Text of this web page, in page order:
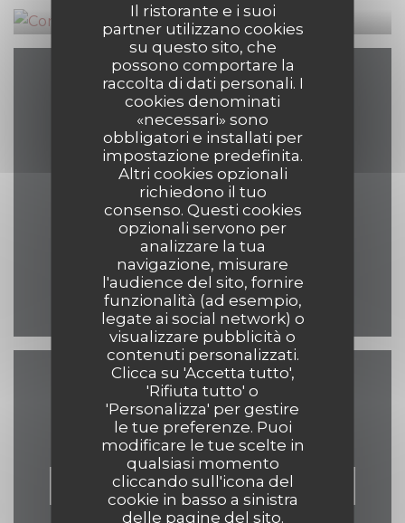
Il ristorante e i suoi
partner utilizzano cookies
su questo sito, che
possono comportare la
raccolta di dati personali. I
cookies denominati
«necessari» sono
obbligatori e installati per
impostazione predefinita.
Altri cookies opzionali
richiedono il tuo
consenso. Questi cookies
opzionali servono per
analizzare la tua
navigazione, misurare
l'audience del sito, fornire
funzionalità (ad esempio,
legate ai social network) o
visualizzare pubblicità o
contenuti personalizzati.
Clicca su 'Accetta tutto',
'Rifiuta tutto' o
'Personalizza' per gestire
le tue preferenze. Puoi
modificare le tue scelte in
qualsiasi momento
cliccando sull'icona del
cookie in basso a sinistra
delle pagine del sito.
Contattaci
17 Grand Place 7500 Tournai
069 84 30 35
eelke.ashley@hotmail.com
Facebook ((apre una
Contattaci
PRENOTA